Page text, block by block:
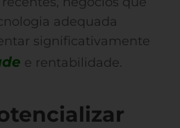
adequada
significativamente
e rentabilidade.